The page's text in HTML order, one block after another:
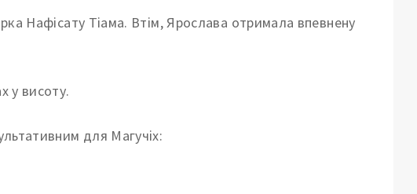
Нафісату Тіама. Втім, Ярослава отримала впевнену
у висоту.
для Магучіх: